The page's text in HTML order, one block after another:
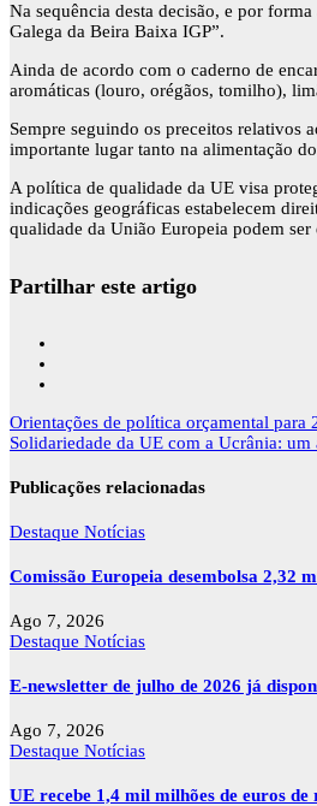
Na sequência desta decisão, e por
Galega da Beira Baixa IGP”.
Ainda de acordo com o caderno de
aromáticas (louro, orégãos, tomilho),
Sempre seguindo os preceitos relativos
importante lugar tanto na alimentação
A política de qualidade da UE visa
indicações geográficas estabelecem
qualidade da União Europeia podem ser
Partilhar este artigo
Navegação
de
Orientações de política orçamental para
Solidariedade da UE com a Ucrânia: um
Publicações relacionadas
Destaque Notícias
Comissão Europeia desembolsa 2,32
Ago 7, 2026
Destaque Notícias
E-newsletter de julho de 2026 já
Ago 7, 2026
Destaque Notícias
UE recebe 1,4 mil milhões de euros